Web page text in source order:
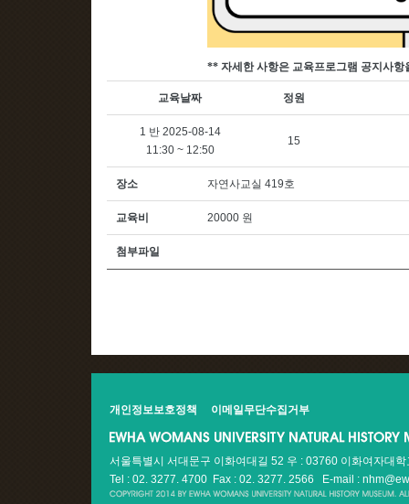
** 자세한 사항은 교육프로그램 공지사항
교육날짜 정원
1 반 2025-08-14
11:30 ~ 12:50
15
장소 자연사교실 419호
교육비 20000 원
첨부파일
개인정보보호정책 이메일무단수집거부
서울특별시 서대문구 이화여대길 52 우 : 03760 이화여자대
Tel : 02. 3277. 4700 Fax : 02. 3277. 2566
E-mail :